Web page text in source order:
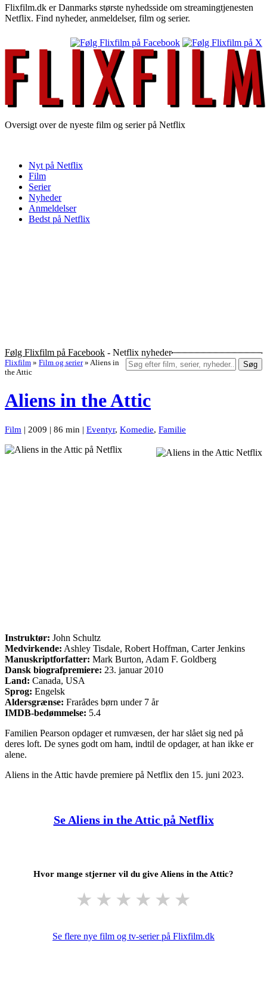
Flixfilm.dk er Danmarks største nyhedsside om streamingtjenesten
Netflix. Find nyheder, anmeldelser, film og serier.
Oversigt over de nyeste film og serier på Netflix
Nyt på Netflix
Film
Serier
Nyheder
Anmeldelser
Bedst på Netflix
Følg Flixfilm på Facebook - Netflix nyheder
Søg
Flixfilm » Film og serier » Aliens in
the Attic
Aliens in the Attic
Film | 2009 | 86 min | Eventyr, Komedie, Familie
Instruktør: John Schultz
Medvirkende: Ashley Tisdale, Robert Hoffman, Carter Jenkins
Manuskriptforfatter: Mark Burton, Adam F. Goldberg
Dansk biografpremiere: 23. januar 2010
Land: Canada, USA
Sprog: Engelsk
Aldersgrænse: Frarådes børn under 7 år
IMDB-bedømmelse: 5.4
Familien Pearson opdager et rumvæsen, der har slået sig ned på
deres loft. De synes godt om ham, indtil de opdager, at han ikke er
alene.
Aliens in the Attic havde premiere på Netflix den 15. juni 2023.
Se Aliens in the Attic på Netflix
Hvor mange stjerner vil du give Aliens in the Attic?
★ ★ ★ ★ ★ ★
Se flere nye film og tv-serier på Flixfilm.dk